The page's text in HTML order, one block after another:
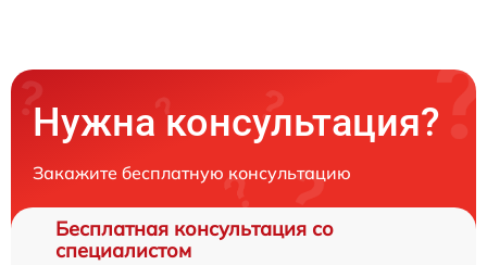
Нужна консультация?
Закажите бесплатную консультацию
Бесплатная консультация со
специалистом